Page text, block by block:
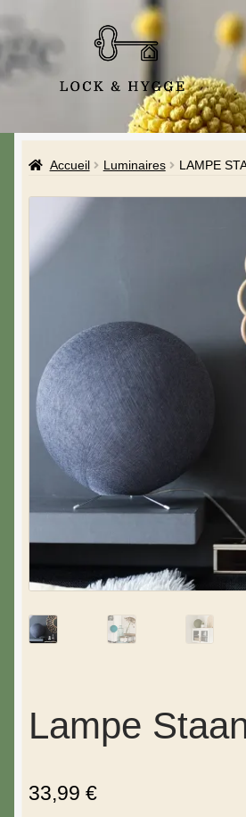
Le Studio
A propos de moi
Blog & Hygge
Accueil Luminaires LAMPE
Lampe
33,99 €